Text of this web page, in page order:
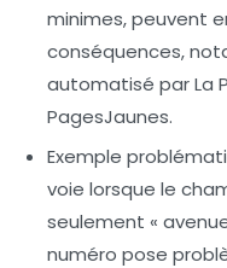
minimes, peuvent
conséquences,
automatisé par La
PagesJaunes.
Exemple
voie lorsque le
seulement «
numéro pose